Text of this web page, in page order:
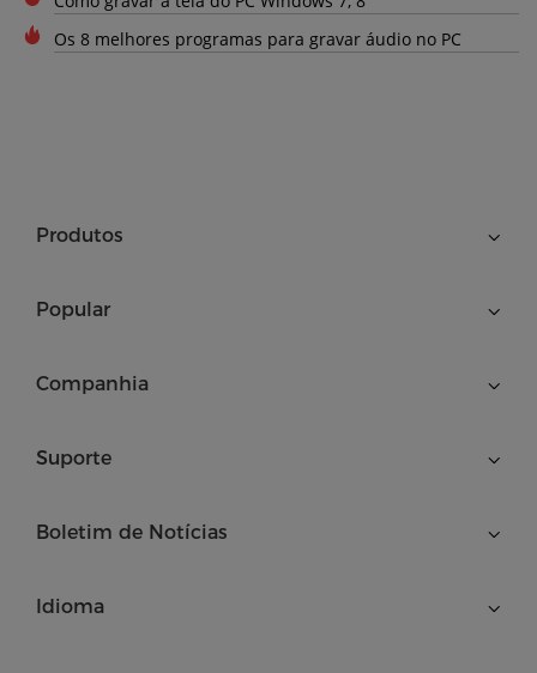
Os 8 melhores programas para gravar áudio no PC
Produtos
Popular
Companhia
Suporte
Boletim de Notícias
Idioma